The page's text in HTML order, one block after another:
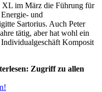
im März die Führung für
und
Sartorius. Auch Peter
tätig, aber hat wohl ein
Individualgeschäft Komposit
Zugriff zu allen